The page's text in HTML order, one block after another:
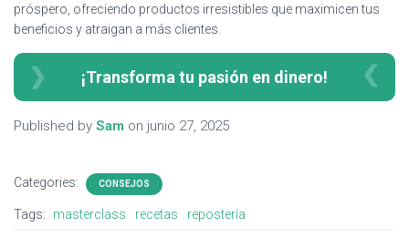
próspero, ofreciendo productos irresistibles que maximicen tus
beneficios y atraigan a más clientes.
¡Transforma tu pasión en dinero!
Published by Sam on junio 27, 2025
Categories: CONSEJOS
Tags: masterclass recetas repostería